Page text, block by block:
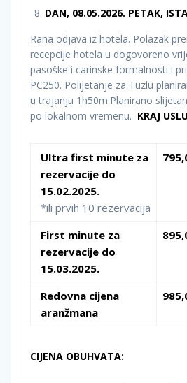
DAN, 08.05.2026. PETAK,
Rana odjava iz hotela. Polazak
recepcije hotela u dogovoreno
pasoške i carinske formalnosti i
PC250. Polijetanje za Tuzlu
u trajanju 1h50m.Planirano
po lokalnom vremenu. KRAJ
Ultra first minute za
rezervacije do
15.02.2025.
*ili prvih 10 rezervacija
First minute za
rezervacije do
15.03.2025.
Redovna cijena
aranžmana
CIJENA OBUHVATA: